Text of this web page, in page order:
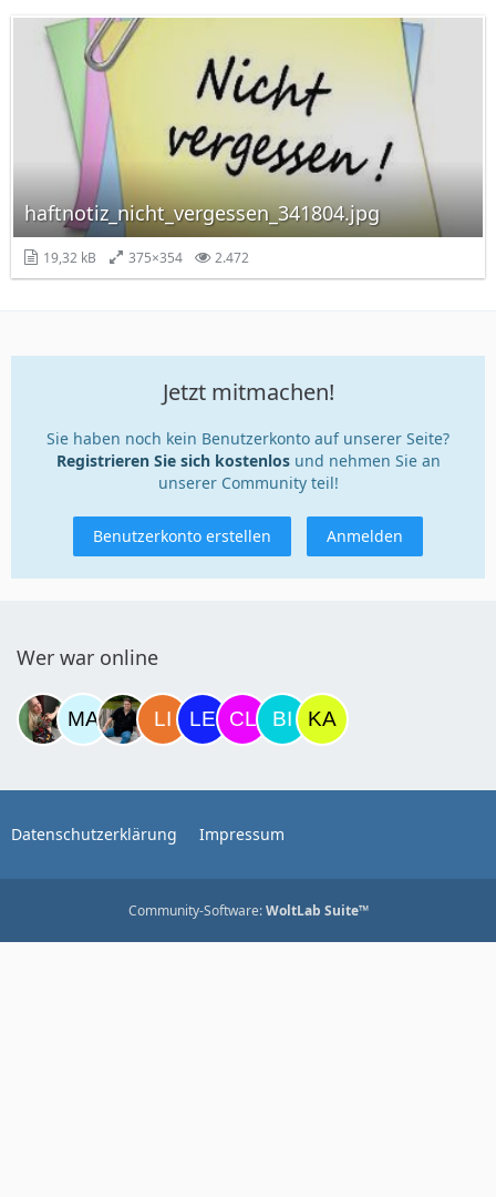
haftnotiz_nicht_vergessen_341804.jpg
19,32 kB 375×354 2.472
Jetzt mitmachen!
Sie haben noch kein Benutzerkonto auf unserer Seite?
Registrieren Sie sich kostenlosund nehmen Sie an
unserer Community teil!
Benutzerkonto erstellen Anmelden
Wer war online
Datenschutzerklärung Impressum
Community-Software:WoltLab Suite™